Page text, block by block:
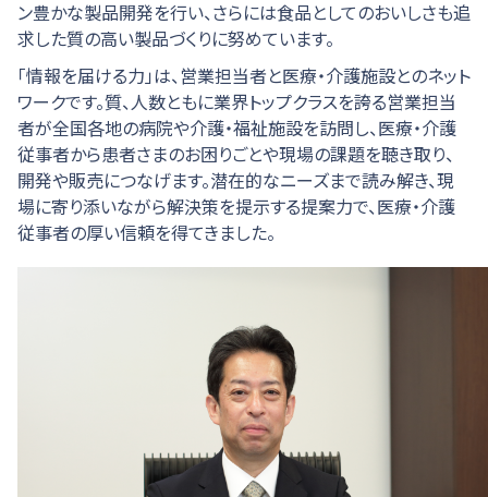
ン豊かな製品開発を行い、さらには食品としてのおいしさも追
求した質の高い製品づくりに努めています。
「情報を届ける力」は、営業担当者と医療・介護施設とのネット
ワークです。質、人数ともに業界トップクラスを誇る営業担当
者が全国各地の病院や介護・福祉施設を訪問し、医療・介護
従事者から患者さまのお困りごとや現場の課題を聴き取り、
開発や販売につなげます。潜在的なニーズまで読み解き、現
場に寄り添いながら解決策を提示する提案力で、医療・介護
従事者の厚い信頼を得てきました。